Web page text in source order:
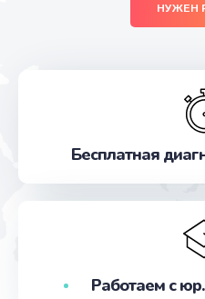
НУЖЕН
Бесплатная
Работаем с